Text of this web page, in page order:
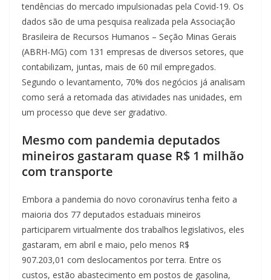
tendências do mercado impulsionadas pela Covid-19. Os
dados são de uma pesquisa realizada pela Associação
Brasileira de Recursos Humanos – Seção Minas Gerais
(ABRH-MG) com 131 empresas de diversos setores, que
contabilizam, juntas, mais de 60 mil empregados.
Segundo o levantamento, 70% dos negócios já analisam
como será a retomada das atividades nas unidades, em
um processo que deve ser gradativo.
Mesmo com pandemia deputados
mineiros gastaram quase R$ 1 milhão
com transporte
Embora a pandemia do novo coronavírus tenha feito a
maioria dos 77 deputados estaduais mineiros
participarem virtualmente dos trabalhos legislativos, eles
gastaram, em abril e maio, pelo menos R$
907.203,01 com deslocamentos por terra. Entre os
custos, estão abastecimento em postos de gasolina,